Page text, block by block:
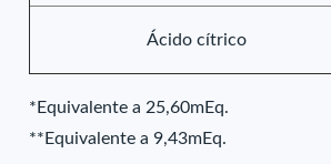
Ácido cítrico
*Equivalente a 25,60mEq.
**Equivalente a 9,43mEq.